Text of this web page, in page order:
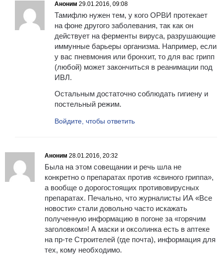
Аноним 29.01.2016, 09:08
Тамифлю нужен тем, у кого ОРВИ протекает
на фоне другого заболевания, так как он
действует на ферменты вируса, разрушающие
иммунные барьеры организма. Например, если
у вас пневмония или бронхит, то для вас грипп
(любой) может закончиться в реанимации под
ИВЛ.
Остальным достаточно соблюдать гигиену и
постельный режим.
Войдите, чтобы ответить
Аноним 28.01.2016, 20:32
Была на этом совещании и речь шла не
конкретно о препаратах против «свиного гриппа»,
а вообще о дорогостоящих противовирусных
препаратах. Печально, что журналисты ИА «Все
новости» стали довольно часто искажать
полученную информацию в погоне за «горячим
заголовком»! А маски и оксолинка есть в аптеке
на пр-те Строителей (где почта), информация для
тех, кому необходимо.